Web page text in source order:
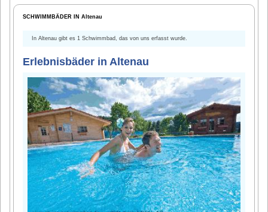
SCHWIMMBÄDER IN Altenau
In Altenau gibt es 1 Schwimmbad, das von uns erfasst wurde.
Erlebnisbäder in Altenau